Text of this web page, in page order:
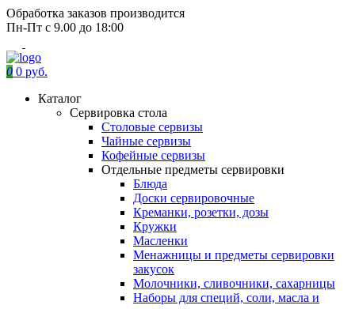
Обработка заказов производится
Пн-Пт с 9.00 до 18:00
0 0 руб.
Каталог
Сервировка стола
Столовые сервизы
Чайные сервизы
Кофейные сервизы
Отдельные предметы сервировки
Блюда
Доски сервировочные
Креманки, розетки, дозы
Кружки
Масленки
Менажницы и предметы сервировки
закусок
Молочники, сливочники, сахарницы
Наборы для специй, соли, масла и